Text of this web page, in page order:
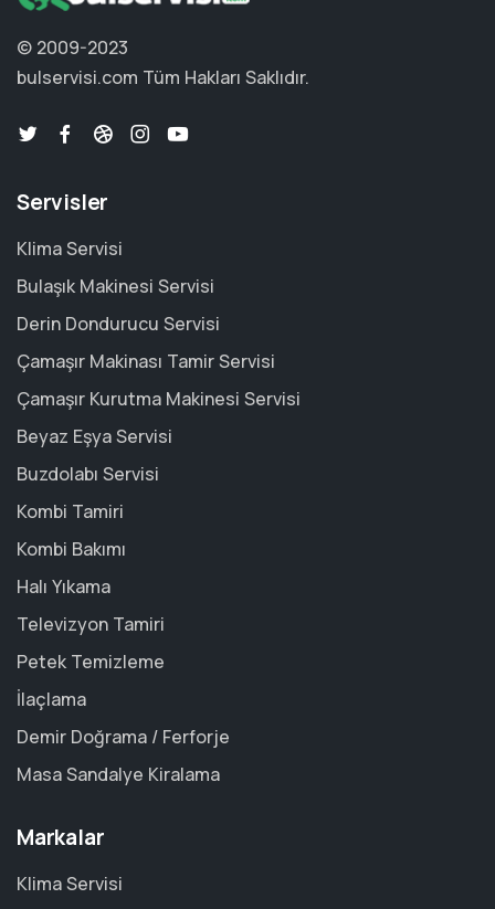
© 2009-2023
bulservisi.com Tüm Hakları Saklıdır.
Servisler
Klima Servisi
Bulaşık Makinesi Servisi
Derin Dondurucu Servisi
Çamaşır Makinası Tamir Servisi
Çamaşır Kurutma Makinesi Servisi
Beyaz Eşya Servisi
Buzdolabı Servisi
Kombi Tamiri
Kombi Bakımı
Halı Yıkama
Televizyon Tamiri
Petek Temizleme
İlaçlama
Demir Doğrama / Ferforje
Masa Sandalye Kiralama
Markalar
Klima Servisi